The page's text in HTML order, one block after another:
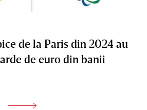
de la Paris din 2024 au
de euro din banii